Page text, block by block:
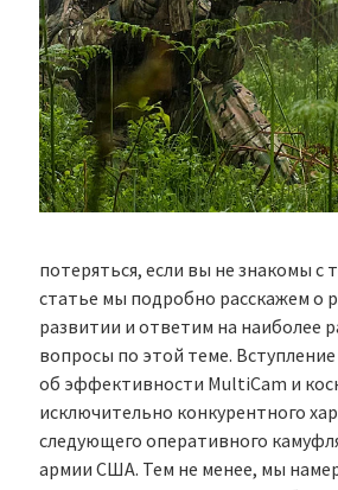
потеряться, если вы не знакомы с
статье мы подробно расскажем о
развитии и ответим на наиболее
вопросы по этой теме.
об эффективности MultiCam и
исключительно конкурентного
следующего оперативного
армии США. Тем не менее, мы